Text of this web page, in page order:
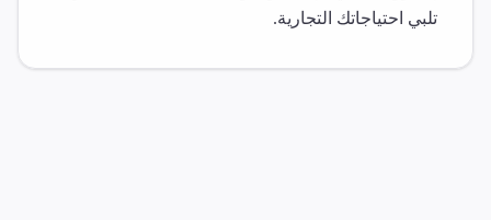
تلبي احتياجاتك التجارية.